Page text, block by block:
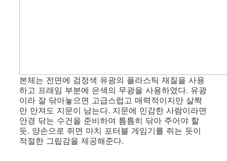
본체는 전면에 검정색 유광의 플라스틱 재질을 사용
하고 프래임 부분에 은색의 무광을 사용하였다. 유광
이라 잘 닦아놓으면 고급스럽고 매력적이지만 살짝
만 만져도 지문이 남는다. 지문에 민감한 사람이라면
안경 닦는 수건을 준비하여 틈틈히 닦아 주어야 할
듯. 양손으로 쥐면 마치 포터블 게임기를 쥐는 듯이
적절한 그립감을 제공해준다.